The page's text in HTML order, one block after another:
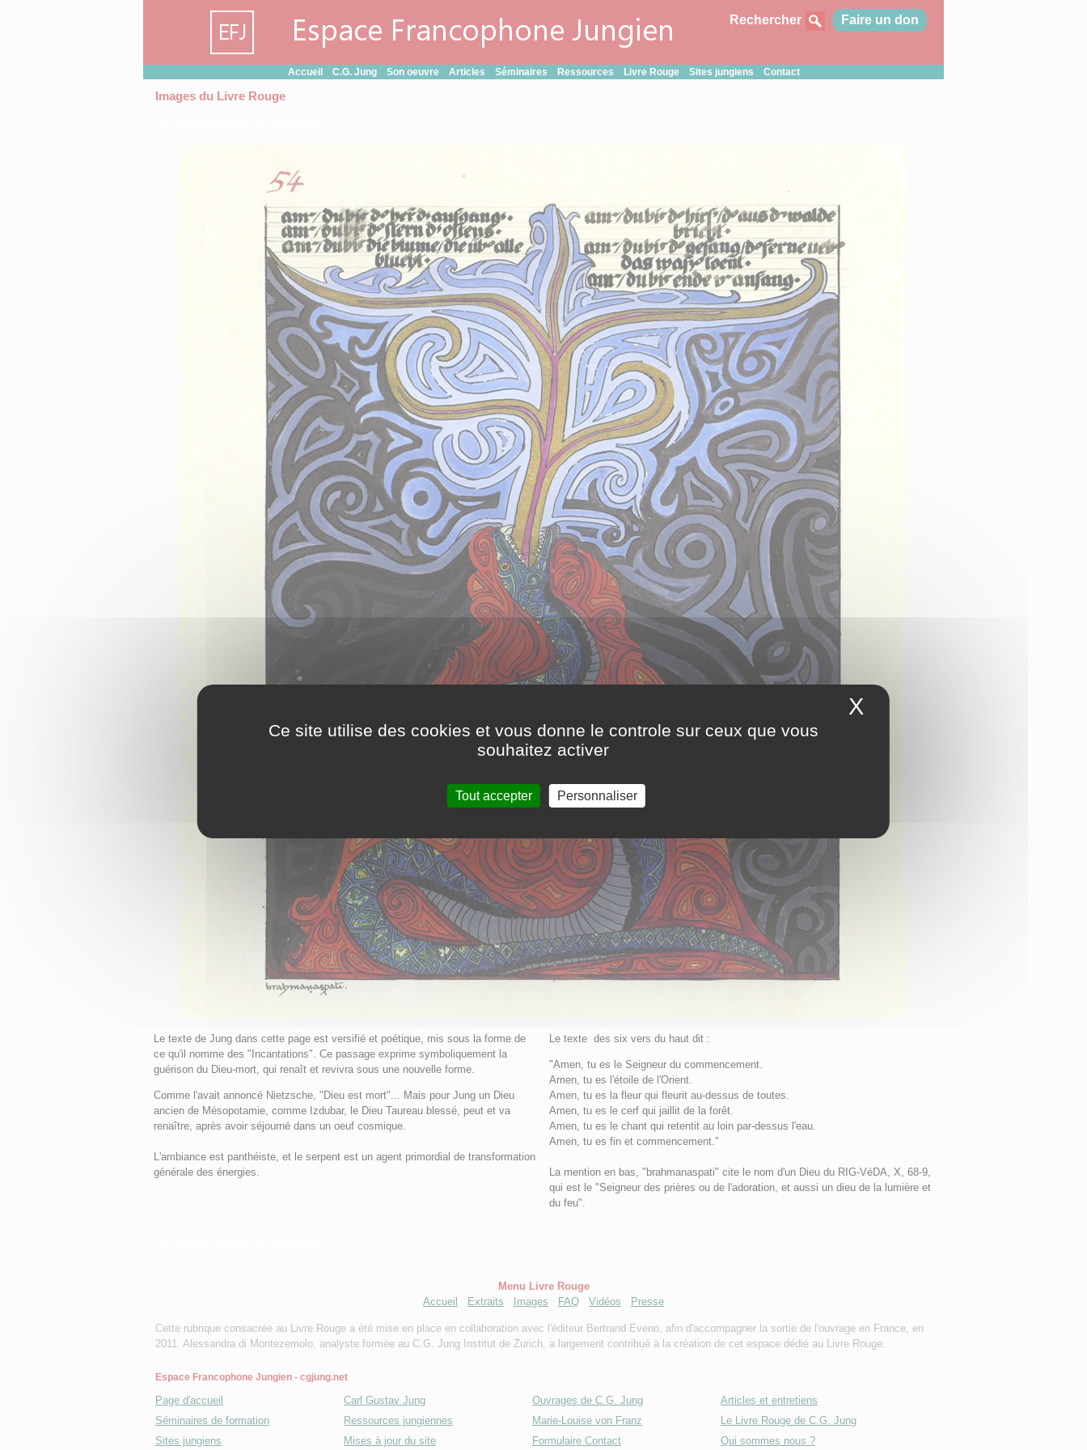
Rechercher
Faire un don
Accueil C.G. Jung Son oeuvre Articles Séminaires Ressources Livre Rouge Sites jungiens Contact
Images du Livre Rouge
Le texte de Jung dans cette page est versifié et poétique, mis sous la forme de
ce qu'il nomme des "Incantations". Ce passage exprime symboliquement la
guérison du Dieu-mort, qui renaît et revivra sous une nouvelle forme.
Comme l'avait annoncé Nietzsche, "Dieu est mort"... Mais pour Jung un Dieu
ancien de Mésopotamie, comme Izdubar, le Dieu Taureau blessé, peut et va
renaître, après avoir séjourné dans un oeuf cosmique.
L'ambiance est panthéiste, et le serpent est un agent primordial de transformation
générale des énergies.
Le texte des six vers du haut dit :
"Amen, tu es le Seigneur du commencement.
Amen, tu es l'étoile de l'Orient.
Amen, tu es la fleur qui fleurit au-dessus de toutes.
Amen, tu es le cerf qui jaillit de la forêt.
Amen, tu es le chant qui retentit au loin par-dessus l'eau.
Amen, tu es fin et commencement."
La mention en bas, "brahmanaspati" cite le nom d'un Dieu du RIG-VéDA, X, 68-9,
qui est le "Seigneur des prières ou de l'adoration, et aussi un dieu de la lumière et
du feu".
Menu Livre Rouge
Accueil
Extraits Images FAQ Vidéos Presse
Cette rubrique consacrée au Livre Rouge a été mise en place en collaboration avec l'éditeur Bertrand Eveno, afin d'accompagner la sortie de l'ouvrage en France, en
2011. Alessandra di Montezemolo, analyste formée au C.G. Jung Institut de Zurich, a largement contribué à la création de cet espace dédié au Livre Rouge.
Espace Francophone Jungien - cgjung.net
Page d'accueil Carl Gustav Jung Ouvrages de C.G. Jung
Articles et entretiens
Séminaires de formation
Ressources jungiennes Marie-Louise von Franz
Le Livre Rouge de C.G. Jung
Sites jungiens
Mises à jour du site Formulaire Contact Qui sommes nous ?
Ce site utilise des cookies et vous donne le controle sur ceux que vous
souhaitez activer
Tout accepter Personnaliser
X Masquer le